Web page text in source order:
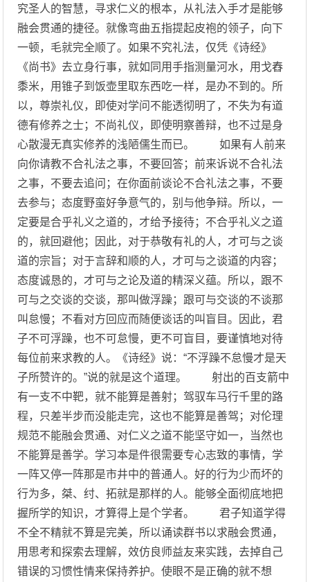
究圣人的智慧，寻求仁义的根本，从礼法入手才是能够
融会贯通的捷径。就像弯曲五指提起皮袍的领子，向下
一顿，毛就完全顺了。如果不究礼法，仅凭《诗经》
《尚书》去立身行事，就如同用手指测量河水，用戈舂
黍米，用锥子到饭壶里取东西吃一样，是办不到的。所
以，尊崇礼仪，即使对学问不能透彻明了，不失为有道
德有修养之士；不尚礼仪，即使明察善辩，也不过是身
心散漫无真实修养的浅陋儒生而已。 如果有人前来
向你请教不合礼法之事，不要回答；前来诉说不合礼法
之事，不要去追问；在你面前谈论不合礼法之事，不要
去参与；态度野蛮好争意气的，别与他争辩。所以，一
定要是合乎礼义之道的，才给予接待；不合乎礼义之道
的，就回避他；因此，对于恭敬有礼的人，才可与之谈
道的宗旨；对于言辞和顺的人，才可与之谈道的内容；
态度诚恳的，才可与之论及道的精深义蕴。所以，跟不
可与之交谈的交谈，那叫做浮躁；跟可与交谈的不谈那
叫怠慢；不看对方回应而随便谈话的叫盲目。因此，君
子不可浮躁，也不可怠慢，更不可盲目，要谨慎地对待
每位前来求教的人。《诗经》说：“不浮躁不怠慢才是天
子所赞许的。”说的就是这个道理。 射出的百支箭中
有一支不中靶，就不能算是善射；驾驭车马行千里的路
程，只差半步而没能走完，这也不能算是善驾；对伦理
规范不能融会贯通、对仁义之道不能坚守如一，当然也
不能算是善学。学习本是件很需要专心志致的事情，学
一阵又停一阵那是市井中的普通人。好的行为少而坏的
行为多，桀、纣、拓就是那样的人。能够全面彻底地把
握所学的知识，才算得上是个学者。 君子知道学得
不全不精就不算是完美，所以诵读群书以求融会贯通，
用思考和探索去理解，效仿良师益友来实践，去掉自己
错误的习惯性情来保持养护。使眼不是正确的就不想